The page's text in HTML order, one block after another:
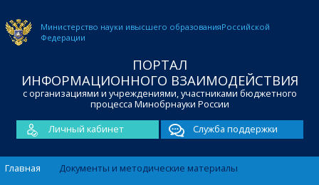
Министерство науки ивысшего образованияРоссийской
Федерации
ПОРТАЛ
ИНФОРМАЦИОННОГО ВЗАИМОДЕЙСТВИЯ
с организациями и учреждениями, участниками бюджетного
процесса Минобрнауки России
Личный кабинет
Служба поддержки
Главная
Документы и методические материалы